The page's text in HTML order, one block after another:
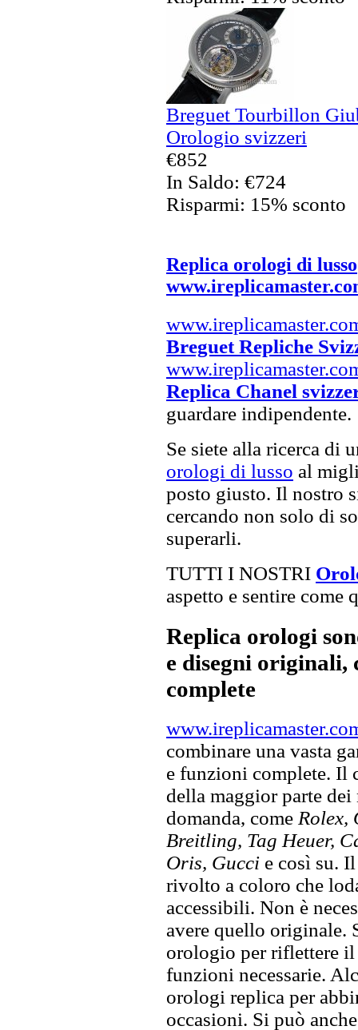
Breguet Tourbillon
Orologio svizzeri
€852
In Saldo: €724
Risparmi: 15% sconto
Replica orologi di lusso
Breguet Repliche
Replica Chanel
guardare indipendente.
Se siete alla ricerca di
orologi di lusso al
posto giusto. Il nostro
cercando non solo di
superarli.
TUTTI I NOSTRI
aspetto e sentire
Replica orologi
e disegni originali,
complete
combinare una vasta
e funzioni complete. Il
della maggior parte
domanda, come Rolex,
Breitling, Tag Heuer,
Oris, Gucci e così su.
rivolto a coloro che
accessibili. Non è
avere quello originale.
orologio per riflettere
funzioni necessarie.
orologi replica per
occasioni. Si può